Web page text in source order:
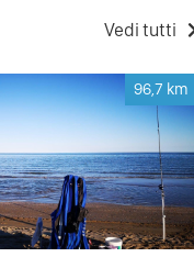
Vedi tutti
96,7 km